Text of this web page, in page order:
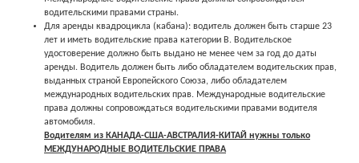
водительскими правами страны.
Для аренды квадроцикла (кабана): водитель должен быть старше 23
лет и иметь водительские права категории B. Водительское
удостоверение должно быть выдано не менее чем за год до даты
аренды. Водитель должен быть либо обладателем водительских прав,
выданных страной Европейского Союза, либо обладателем
международных водительских прав. Международные водительские
права должны сопровождаться водительскими правами водителя
автомобиля.
Водителям из КАНАДА-США-АВСТРАЛИЯ-КИТАЙ нужны только
МЕЖДУНАРОДНЫЕ ВОДИТЕЛЬСКИЕ ПРАВА